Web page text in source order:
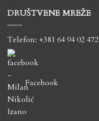
DRUŠTVENE MREŽE
Telefon: +381 64 94 02 472
Facebook